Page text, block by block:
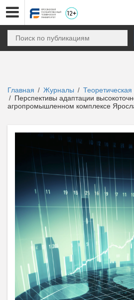
Главная / Журналы /
/ Перспективы адаптации
агропромышленном комплексе